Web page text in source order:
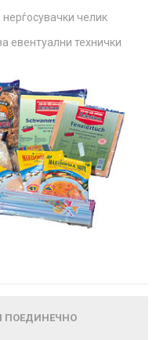
челик
евентуални технички
ПОЕДИНЕЧНО